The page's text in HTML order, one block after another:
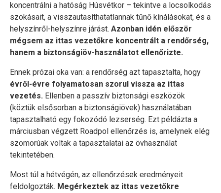
koncentrálni a hatóság Húsvétkor – tekintve a locsolkodás
szokásait, a visszautasíthatatlannak tűnő kínálásokat, és a
helyszínről-helyszínre járást. Azonban idén először
mégsem az ittas vezetőkre koncentrált a rendőrség,
hanem a biztonságiöv-használatot ellenőrizte.
Ennek prózai oka van: a rendőrség azt tapasztalta, hogy
évről-évre folyamatosan szorul vissza az ittas
vezetés. Ellenben a passzív biztonsági eszközök
(köztük elsősorban a biztonságiövek) használatában
tapasztalható egy fokozódó lezserség. Ezt példázta a
márciusban végzett Roadpol ellenőrzés is, amelynek elég
szomorúak voltak a tapasztalatai az övhasználat
tekintetében.
Most túl a hétvégén, az ellenőrzések eredményeit
feldolgozták. Megérkeztek az ittas vezetőkre